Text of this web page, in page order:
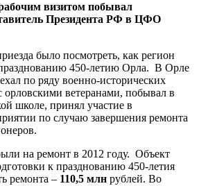
визитом побывал
Президента РФ в ЦФО
было посмотреть, как регион
450-летию Орла. В Орле
по ряду военно-исторических
орловскими ветеранами, побывал в
школе, принял участие в
по случаю завершения ремонта
на ремонт в 2012 году. Объект
к празднованию 450-летия
ремонта – 110,5 млн рублей. Во